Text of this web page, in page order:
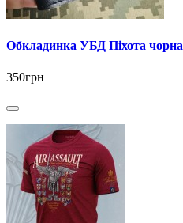
Обкладинка УБД Піхота чорна
350грн